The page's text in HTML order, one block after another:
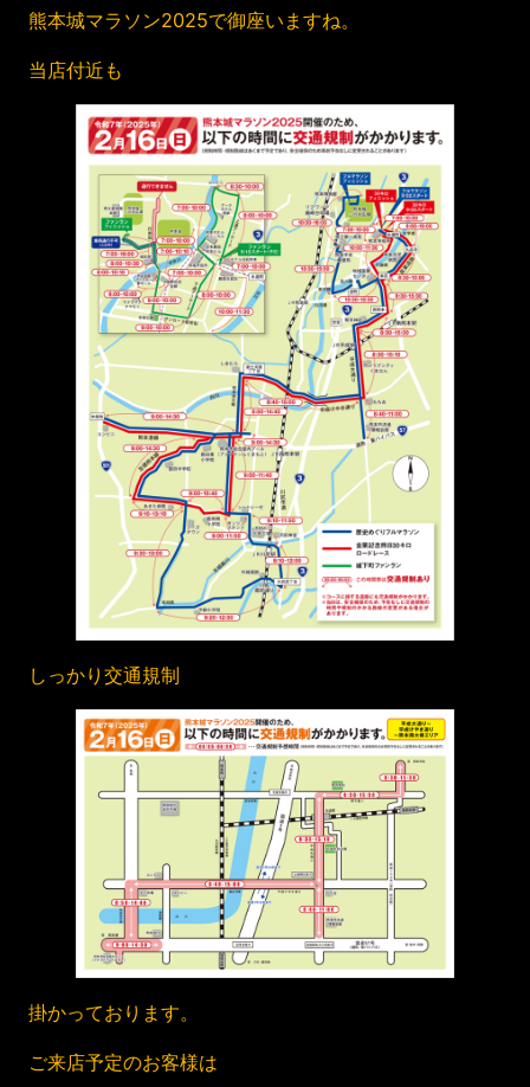
熊本城マラソン2025で御座いますね。
当店付近も
しっかり交通規制
掛かっております。
ご来店予定のお客様は